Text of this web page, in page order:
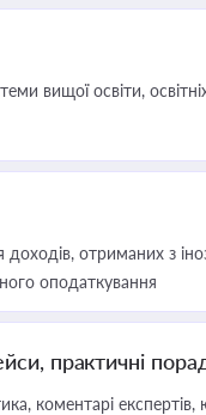
вищої освіти, освітніх
доходів, отриманих з
оподаткування
практичні
коментарі